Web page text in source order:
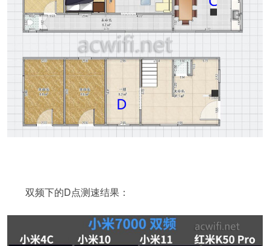
双频下的D点测速结果：